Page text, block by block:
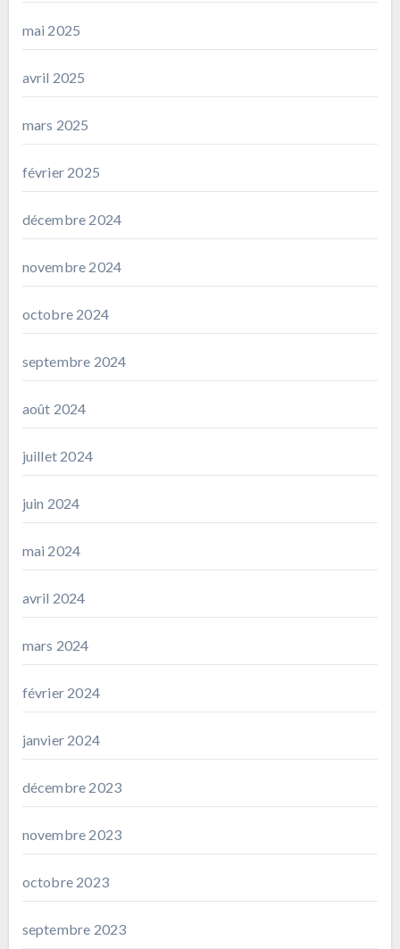
mai 2025
avril 2025
mars 2025
février 2025
décembre 2024
novembre 2024
octobre 2024
septembre 2024
août 2024
juillet 2024
juin 2024
mai 2024
avril 2024
mars 2024
février 2024
janvier 2024
décembre 2023
novembre 2023
octobre 2023
septembre 2023